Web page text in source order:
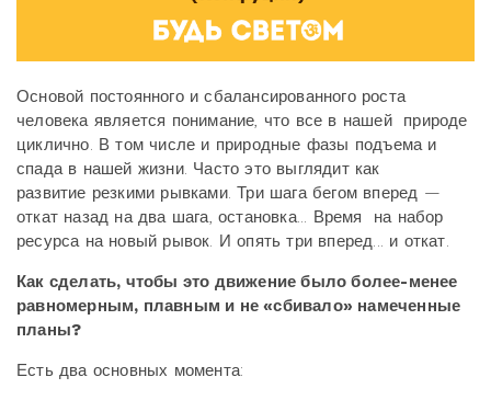
Основой постоянного и сбалансированного роста
человека является понимание, что все в нашей природе
циклично. В том числе и природные фазы подъема и
спада в нашей жизни. Часто это выглядит как
развитие резкими рывками. Три шага бегом вперед —
откат назад на два шага, остановка... Время на набор
ресурса на новый рывок. И опять три вперед... и откат.
Как сделать, чтобы это движение было более-менее
равномерным, плавным и не «сбивало» намеченные
планы?
Есть два основных момента: